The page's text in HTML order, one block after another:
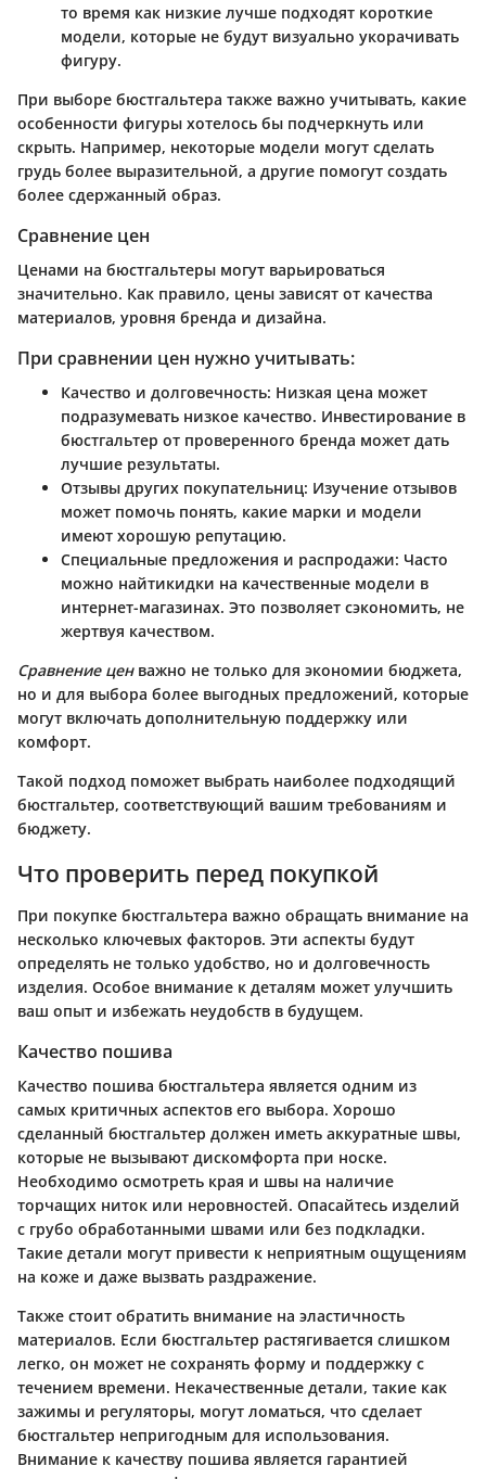
то время как низкие лучше подходят короткие
модели, которые не будут визуально укорачивать
фигуру.
При выборе бюстгальтера также важно учитывать, какие
особенности фигуры хотелось бы подчеркнуть или
скрыть. Например, некоторые модели могут сделать
грудь более выразительной, а другие помогут создать
более сдержанный образ.
Сравнение цен
Ценами на бюстгальтеры могут варьироваться
значительно. Как правило, цены зависят от качества
материалов, уровня бренда и дизайна.
При сравнении цен нужно учитывать:
Качество и долговечность: Низкая цена может
подразумевать низкое качество. Инвестирование в
бюстгальтер от проверенного бренда может дать
лучшие результаты.
Отзывы других покупательниц: Изучение отзывов
может помочь понять, какие марки и модели
имеют хорошую репутацию.
Специальные предложения и распродажи: Часто
можно найтикидки на качественные модели в
интернет-магазинах. Это позволяет сэкономить, не
жертвуя качеством.
Сравнение ценважно не только для экономии бюджета,
но и для выбора более выгодных предложений, которые
могут включать дополнительную поддержку или
комфорт.
Такой подход поможет выбрать наиболее подходящий
бюстгальтер, соответствующий вашим требованиям и
бюджету.
Что проверить перед покупкой
При покупке бюстгальтера важно обращать внимание на
несколько ключевых факторов. Эти аспекты будут
определять не только удобство, но и долговечность
изделия. Особое внимание к деталям может улучшить
ваш опыт и избежать неудобств в будущем.
Качество пошива
Качество пошива бюстгальтера является одним из
самых критичных аспектов его выбора. Хорошо
сделанный бюстгальтер должен иметь аккуратные швы,
которые не вызывают дискомфорта при носке.
Необходимо осмотреть края и швы на наличие
торчащих ниток или неровностей. Опасайтесь изделий
с грубо обработанными швами или без подкладки.
Такие детали могут привести к неприятным ощущениям
на коже и даже вызвать раздражение.
Также стоит обратить внимание на эластичность
материалов. Если бюстгальтер растягивается слишком
легко, он может не сохранять форму и поддержку с
течением времени. Некачественные детали, такие как
зажимы и регуляторы, могут ломаться, что сделает
бюстгальтер непригодным для использования.
Внимание к качеству пошива является гарантией